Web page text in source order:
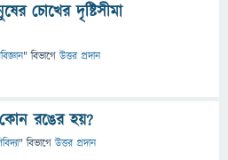
চোখের দৃষ্টিসীমা
" বিভাগে উত্তর প্রদান
কোন রঙের হয়?
" বিভাগে উত্তর প্রদান